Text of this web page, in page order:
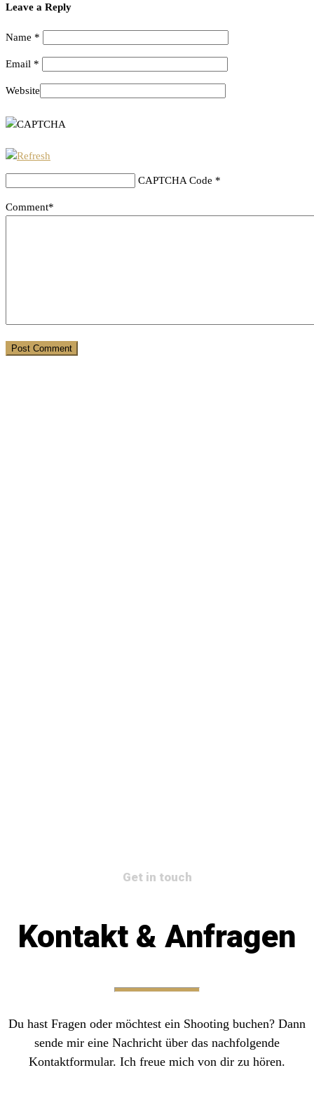
Leave a Reply
Name *
Email *
Website
CAPTCHA Code *
Comment*
Get in touch
Kontakt & Anfragen
Du hast Fragen oder möchtest ein Shooting buchen? Dann
sende mir eine Nachricht über das nachfolgende
Kontaktformular. Ich freue mich von dir zu hören.